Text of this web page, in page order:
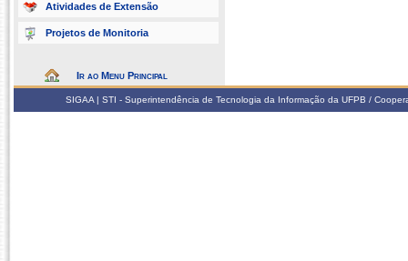
Atividades de Extensão
Projetos de Monitoria
Ir ao Menu Principal
SIGAA | STI - Superintendência de Tecnologia da Informação da UFPB /